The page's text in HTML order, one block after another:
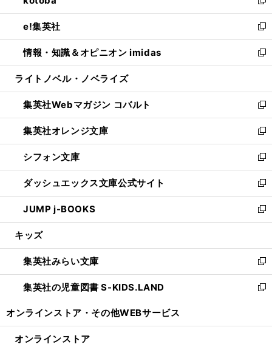
開
く
ウ
で
開
く
ン
ド
ウ
で
開
い
ウ
ィ
ン
ド
ウ
開
く
新
し
い
ウ
ィ
ン
ウ
で
開
く
e!集英社
新
し
い
ウ
ン
ド
ウ
で
開
く
情報・知識＆オピニオン imidas
新
し
ウ
ィ
ン
ド
ウ
で
開
く
ライトノベル・ノベライズ
集英社Webマガジン コバルト
新
し
い
ウ
ィ
ン
ド
ウ
で
開
集英社オレンジ文庫
新
し
い
ウ
ィ
ン
ド
ウ
開
く
シフォン文庫
新
し
い
ウ
ィ
ン
ウ
で
開
く
ダッシュエックス文庫公式サイト
新
し
い
ウ
ン
ド
ウ
で
JUMP j-BOOKS
新
し
ウ
ィ
ン
ド
開
キッズ
集英社みらい文庫
新
し
い
ン
集英社の児童図書 S-KIDS.LAND
新
ウ
オンラインストア・ その他WEBサービス
オンラインストア